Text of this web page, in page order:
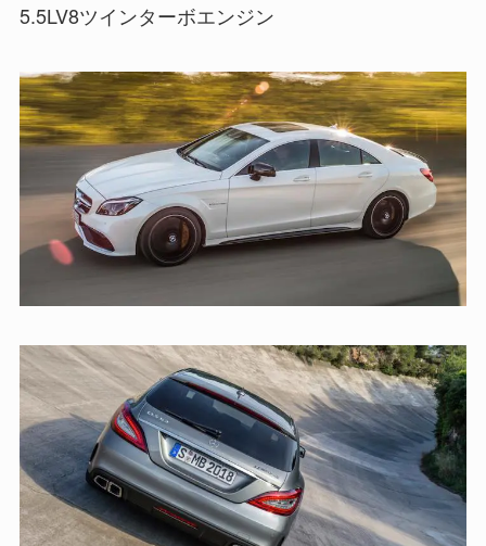
5.5LV8ツインターボエンジン